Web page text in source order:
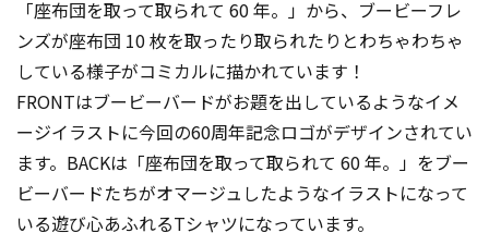
「座布団を取って取られて 60 年。」から、ブービーフレ
ンズが座布団 10 枚を取ったり取られたりとわちゃわちゃ
している様子がコミカルに描かれています！
FRONTはブービーバードがお題を出しているようなイメ
ージイラストに今回の60周年記念ロゴがデザインされてい
ます。BACKは「座布団を取って取られて 60 年。」をブー
ビーバードたちがオマージュしたようなイラストになって
いる遊び心あふれるTシャツになっています。